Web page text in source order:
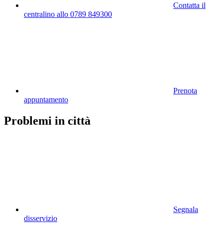
Contatta il
centralino allo 0789 849300
Prenota
appuntamento
Problemi in città
Segnala
disservizio